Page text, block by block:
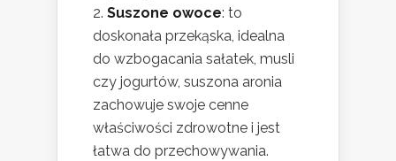
Suszone owoce: to
doskonała przekąska, idealna
do wzbogacania sałatek, musli
czy jogurtów, suszona aronia
zachowuje swoje cenne
właściwości zdrowotne i jest
łatwa do przechowywania.